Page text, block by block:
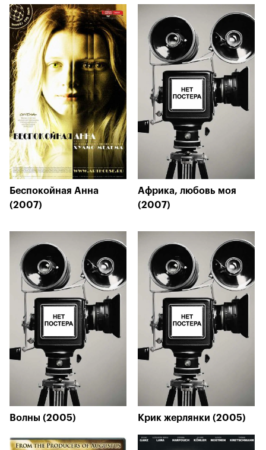
Беспокойная Анна
(2007)
Африка, любовь моя
(2007)
Волны (2005) Крик жерлянки (2005)